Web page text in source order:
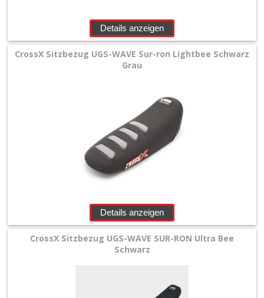
Details anzeigen
CrossX Sitzbezug UGS-WAVE Sur-ron Lightbee Schwarz
Grau
Details anzeigen
CrossX Sitzbezug UGS-WAVE SUR-RON Ultra Bee
Schwarz